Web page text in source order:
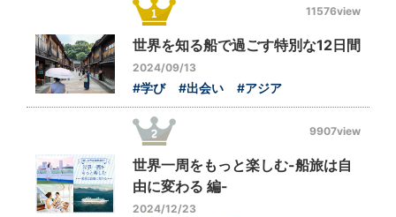
11576view
世界を知る船で過ごす特別な12日間
2024/09/13
#学び #出会い #アジア
9907view
世界一周をもっと楽しむ-船旅は自
由に変わる 編-
2024/12/23